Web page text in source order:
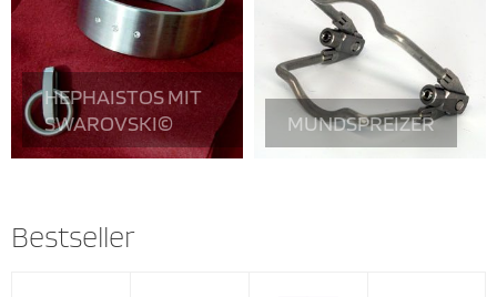
HEPHAISTOS MIT
SWAROVSKI©
MUNDSPREIZER
Bestseller